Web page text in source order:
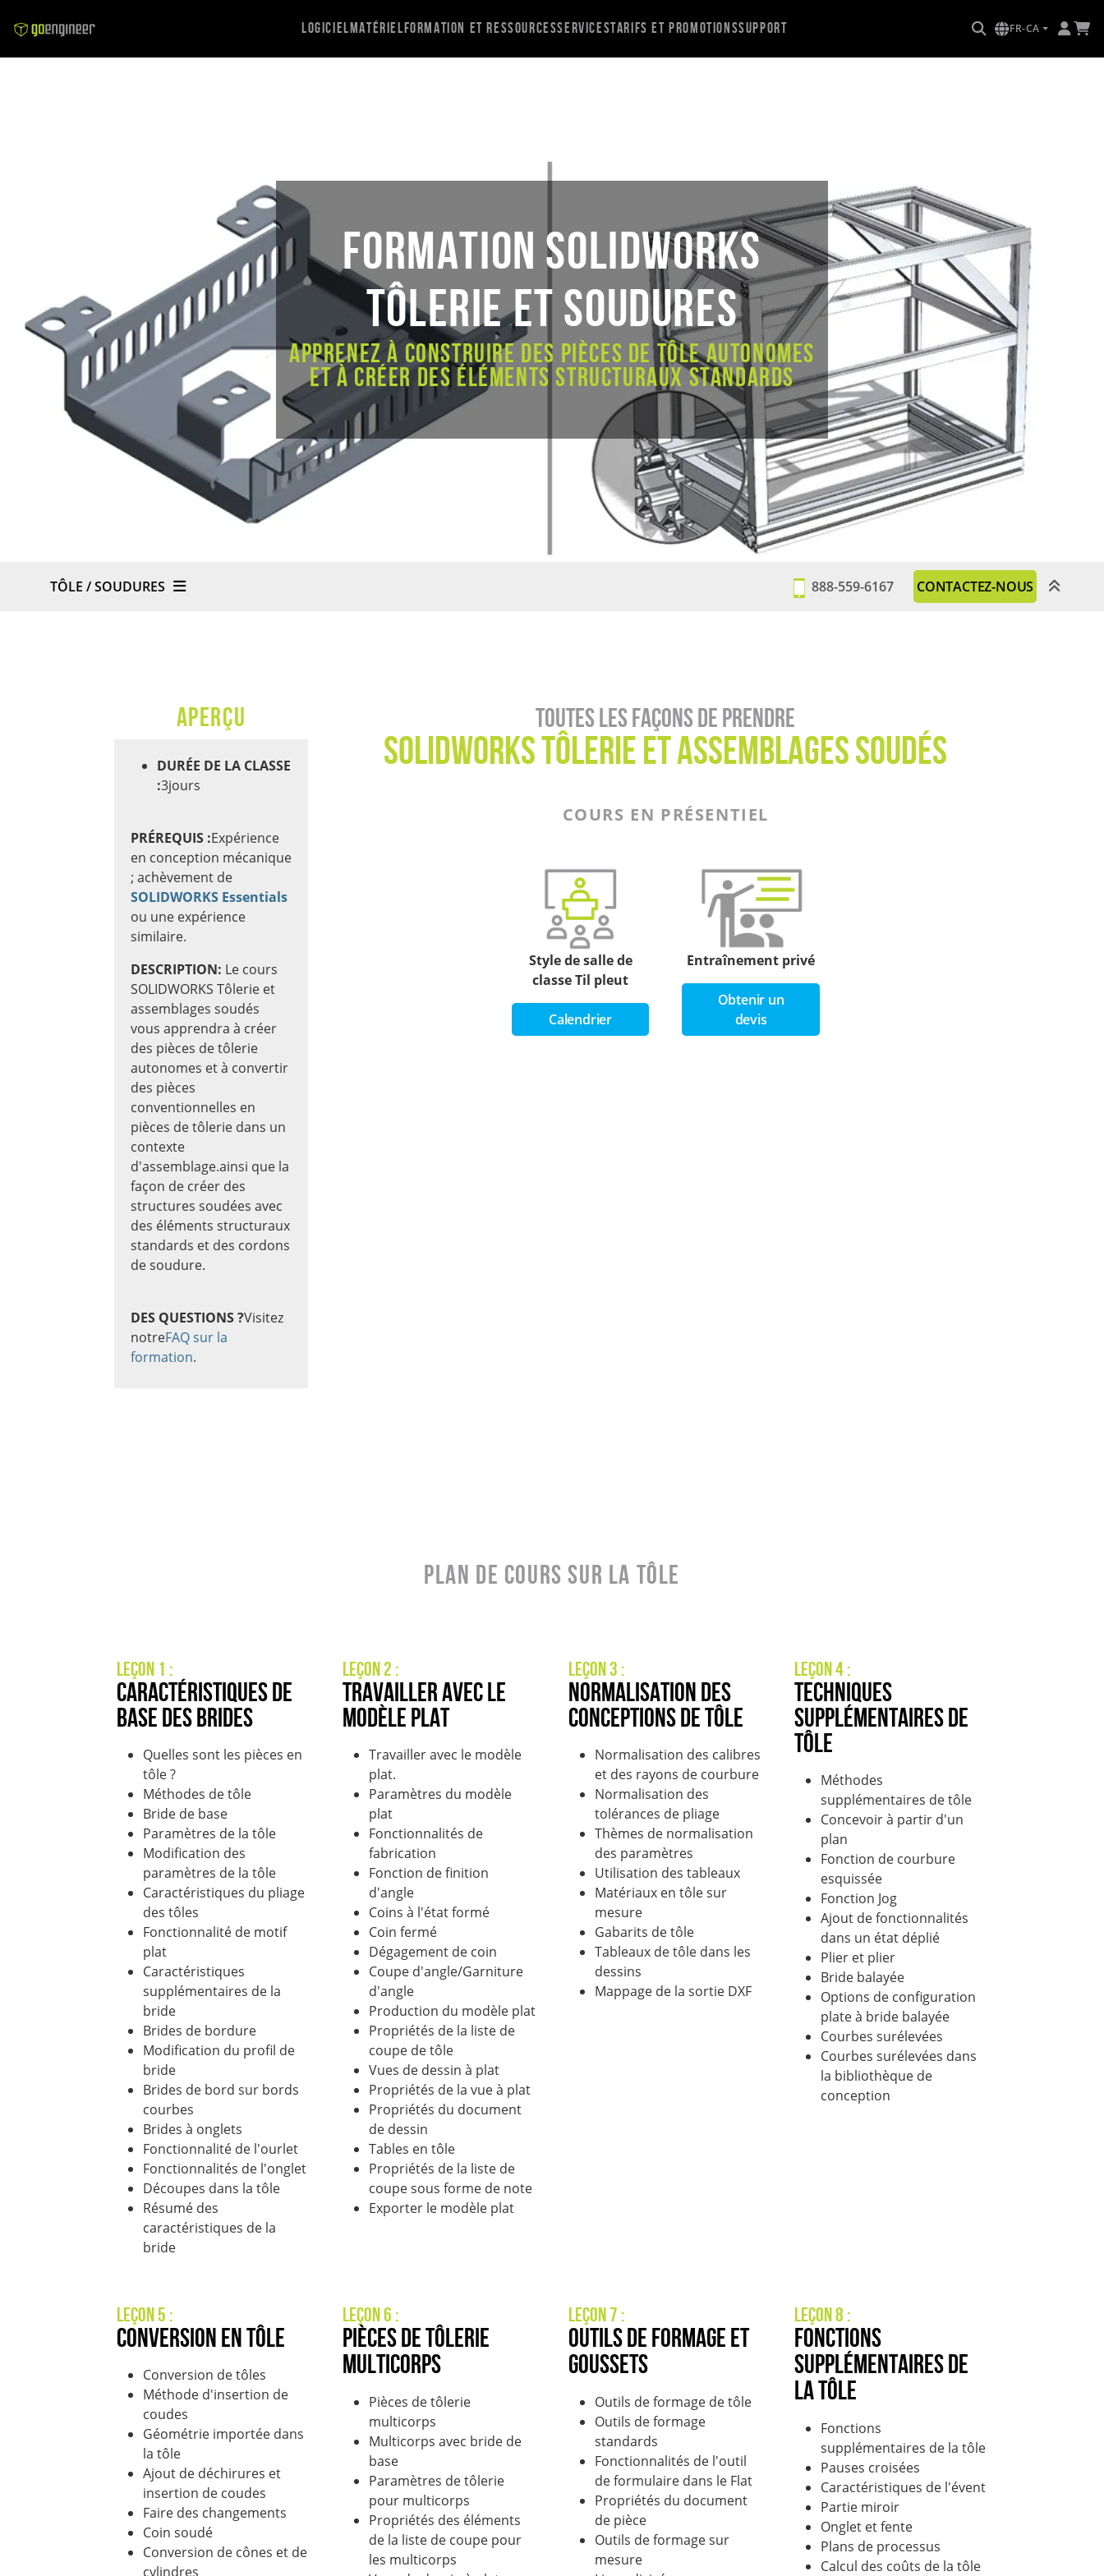
LogicielMatérielFormation et ressourcesServicesTarifs et promotionsSupport FR-CA
FORMATION SOLIDWORKS
TÔLERIE ET SOUDURES
Apprenez à construire des pièces de tôle autonomes
et à créer des éléments structuraux standards
TÔLE / SOUDURES 888-559-6167 CONTACTEZ-NOUS
APERÇU
DURÉE DE LA CLASSE
:3jours
PRÉREQUIS :Expérience
en conception mécanique
; achèvement de
SOLIDWORKS Essentials
ou une expérience
similaire.
DESCRIPTION: Le cours
SOLIDWORKS Tôlerie et
assemblages soudés
vous apprendra à créer
des pièces de tôlerie
autonomes et à convertir
des pièces
conventionnelles en
pièces de tôlerie dans un
contexte
d'assemblage.ainsi que la
façon de créer des
structures soudées avec
des éléments structuraux
standards et des cordons
de soudure.
DES QUESTIONS ?Visitez
notreFAQ sur la
formation.
Toutes les façons de prendre
SolidWorks Tôlerie et assemblages soudés
COURS EN PRÉSENTIEL
Style de salle de
classe Til pleut
Calendrier
Entraînement privé
Obtenir un
devis
Plan de cours sur la tôle
Leçon 1 :
Caractéristiques de
base des brides
Quelles sont les pièces en
tôle ?
Méthodes de tôle
Bride de base
Paramètres de la tôle
Modification des
paramètres de la tôle
Caractéristiques du pliage
des tôles
Fonctionnalité de motif
plat
Caractéristiques
supplémentaires de la
bride
Brides de bordure
Modification du profil de
bride
Brides de bord sur bords
courbes
Brides à onglets
Fonctionnalité de l'ourlet
Fonctionnalités de l'onglet
Découpes dans la tôle
Résumé des
caractéristiques de la
bride
Leçon 2 :
Travailler avec le
modèle plat
Travailler avec le modèle
plat.
Paramètres du modèle
plat
Fonctionnalités de
fabrication
Fonction de finition
d'angle
Coins à l'état formé
Coin fermé
Dégagement de coin
Coupe d'angle/Garniture
d'angle
Production du modèle plat
Propriétés de la liste de
coupe de tôle
Vues de dessin à plat
Propriétés de la vue à plat
Propriétés du document
de dessin
Tables en tôle
Propriétés de la liste de
coupe sous forme de note
Exporter le modèle plat
Leçon 3 :
Normalisation des
conceptions de tôle
Normalisation des calibres
et des rayons de courbure
Normalisation des
tolérances de pliage
Thèmes de normalisation
des paramètres
Utilisation des tableaux
Matériaux en tôle sur
mesure
Gabarits de tôle
Tableaux de tôle dans les
dessins
Mappage de la sortie DXF
Leçon 4 :
Techniques
supplémentaires de
tôle
Méthodes
supplémentaires de tôle
Concevoir à partir d'un
plan
Fonction de courbure
esquissée
Fonction Jog
Ajout de fonctionnalités
dans un état déplié
Plier et plier
Bride balayée
Options de configuration
plate à bride balayée
Courbes surélevées
Courbes surélevées dans
la bibliothèque de
conception
Leçon 5 :
Conversion en tôle
Conversion de tôles
Méthode d'insertion de
coudes
Géométrie importée dans
la tôle
Ajout de déchirures et
insertion de coudes
Faire des changements
Coin soudé
Conversion de cônes et de
cylindres
Leçon 6 :
Pièces de tôlerie
multicorps
Pièces de tôlerie
multicorps
Multicorps avec bride de
base
Paramètres de tôlerie
pour multicorps
Propriétés des éléments
de la liste de coupe pour
les multicorps
Leçon 7 :
Outils de formage et
goussets
Outils de formage de tôle
Outils de formage
standards
Fonctionnalités de l'outil
de formulaire dans le Flat
Propriétés du document
de pièce
Outils de formage sur
mesure
Leçon 8 :
Fonctions
supplémentaires de
la tôle
Fonctions
supplémentaires de la tôle
Pauses croisées
Caractéristiques de l'évent
Partie miroir
Onglet et fente
Plans de processus
Calcul des coûts de la tôle